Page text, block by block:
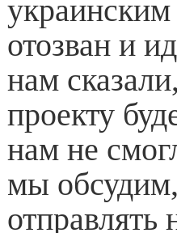
отозван и
нам
проекту
нам не
мы